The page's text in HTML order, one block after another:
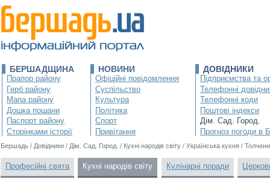
БЕРШАДЩИНА
Прапор району
Герб району
Мапа району
Дошка пошани
Паспорт району
Сторінками історії
НОВИНИ
Офіційні повідомлення
Суспільство
Культура
Політика
Спорт
Привітання
ДОВІДНИКИ
Підприємства та
Телефонні
Телефонні коди
Поштові індекси
Дім. Сад. Город.
Прогноз погоди в
Бершадь / Довідники / Дім. Сад. Город. / Кухні народів світу / Українська кухня /
Професійні свята Кухні народів світу Кулінарні поради